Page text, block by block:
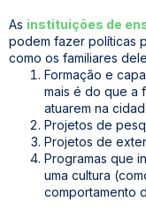
As instituições de
podem fazer políticas
como os familiares
Formação e
mais é do que a
atuarem na
Projetos de
Projetos de
Programas que
uma cultura
comportamento